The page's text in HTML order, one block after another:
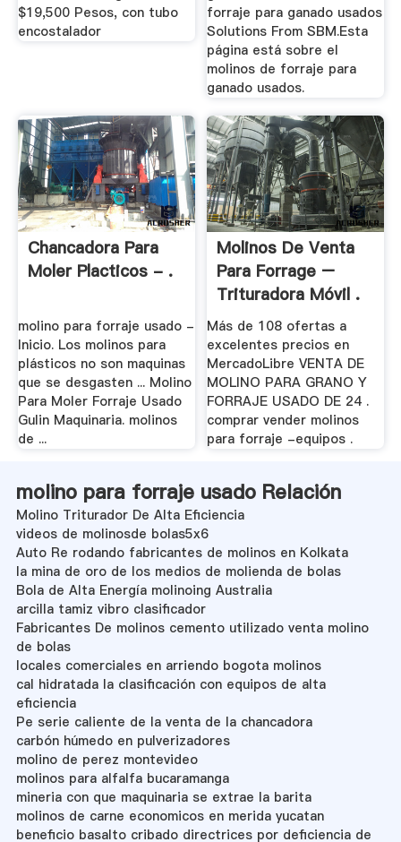
$19,500 Pesos, con tubo
encostalador
forraje para ganado usados
Solutions From SBM.Esta
página está sobre el
molinos de forraje para
ganado usados.
Chancadora Para
Moler Placticos - .
molino para forraje usado -
Inicio. Los molinos para
plásticos no son maquinas
que se desgasten ... Molino
Para Moler Forraje Usado
Gulin Maquinaria. molinos
de ...
Molinos De Venta
Para Forrage –
Trituradora Móvil .
Más de 108 ofertas a
excelentes precios en
MercadoLibre VENTA DE
MOLINO PARA GRANO Y
FORRAJE USADO DE 24 .
comprar vender molinos
para forraje -equipos .
molino para forraje usado Relación
Molino Triturador De Alta Eficiencia
videos de molinosde bolas5x6
Auto Re rodando fabricantes de molinos en Kolkata
la mina de oro de los medios de molienda de bolas
Bola de Alta Energía molinoing Australia
arcilla tamiz vibro clasificador
Fabricantes De molinos cemento utilizado venta molino
de bolas
locales comerciales en arriendo bogota molinos
cal hidratada la clasificación con equipos de alta
eficiencia
Pe serie caliente de la venta de la chancadora
carbón húmedo en pulverizadores
molino de perez montevideo
molinos para alfalfa bucaramanga
mineria con que maquinaria se extrae la barita
molinos de carne economicos en merida yucatan
beneficio basalto cribado directrices por deficiencia de